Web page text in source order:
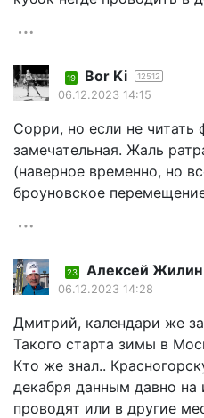
19 Bor Ki 12512
06.12.2023 14:15
Сорри, но если не читать
замечательная. Жаль
(наверное временно, но
броуновское
23 Алексей Жилин
06.12.2023 14:28
Дмитрий, календари же
Такого старта зимы в
Кто же знал..
декабря данным давно на
проводят или в другие